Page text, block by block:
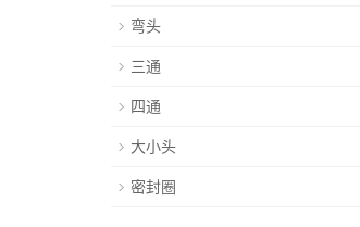
弯头
三通
四通
大小头
密封圈